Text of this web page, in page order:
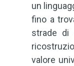
un
fino a
strade di
valore